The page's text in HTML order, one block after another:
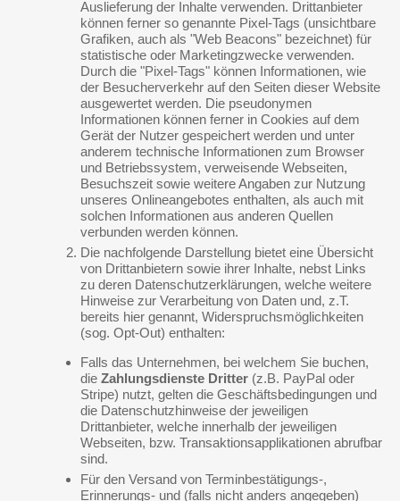
Auslieferung der Inhalte verwenden. Drittanbieter
können ferner so genannte Pixel-Tags (unsichtbare
Grafiken, auch als "Web Beacons" bezeichnet) für
statistische oder Marketingzwecke verwenden.
Durch die "Pixel-Tags" können Informationen, wie
der Besucherverkehr auf den Seiten dieser Website
ausgewertet werden. Die pseudonymen
Informationen können ferner in Cookies auf dem
Gerät der Nutzer gespeichert werden und unter
anderem technische Informationen zum Browser
und Betriebssystem, verweisende Webseiten,
Besuchszeit sowie weitere Angaben zur Nutzung
unseres Onlineangebotes enthalten, als auch mit
solchen Informationen aus anderen Quellen
verbunden werden können.
Die nachfolgende Darstellung bietet eine Übersicht
von Drittanbietern sowie ihrer Inhalte, nebst Links
zu deren Datenschutzerklärungen, welche weitere
Hinweise zur Verarbeitung von Daten und, z.T.
bereits hier genannt, Widerspruchsmöglichkeiten
(sog. Opt-Out) enthalten:
Falls das Unternehmen, bei welchem Sie buchen,
die Zahlungsdienste Dritter (z.B. PayPal oder
Stripe) nutzt, gelten die Geschäftsbedingungen und
die Datenschutzhinweise der jeweiligen
Drittanbieter, welche innerhalb der jeweiligen
Webseiten, bzw. Transaktionsapplikationen abrufbar
sind.
Für den Versand von Terminbestätigungs-,
Erinnerungs- und (falls nicht anders angegeben)